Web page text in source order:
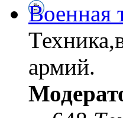
Военная
армий.